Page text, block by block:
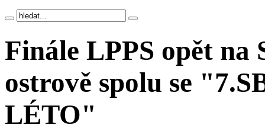
Finále LPPS opět na
ostrově spolu se
LÉTO"